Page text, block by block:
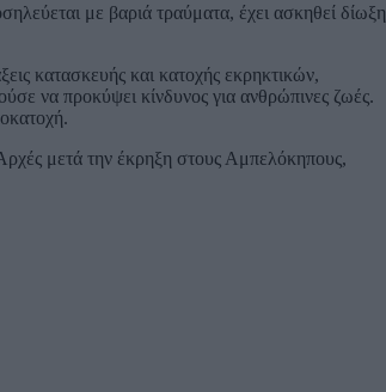
με βαριά τραύματα, έχει ασκηθεί δίωξη
κατασκευής και κατοχής εκρηκτικών,
να προκύψει κίνδυνος για ανθρώπινες ζωές.
μετά την έκρηξη στους Αμπελόκηπους,